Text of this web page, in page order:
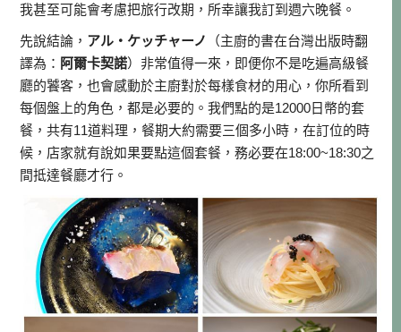
我甚至可能會考慮把旅行改期，所幸讓我訂到週六晚餐。
先說結論， アル・ケッチャーノ
（主廚的書在台灣出版時翻
譯為： 阿爾卡契諾）非常值得一來，即便你不是吃遍高級餐
廳的饕客，也會感動於主廚對於每樣食材的用心，你所看到
每個盤上的角色，都是必要的。我們點的是12000日幣的套
餐，共有11道料理，餐期大約需要三個多小時，在訂位的時
候，店家就有說如果要點這個套餐，務必要在18:00~18:30之
間抵達餐廳才行。